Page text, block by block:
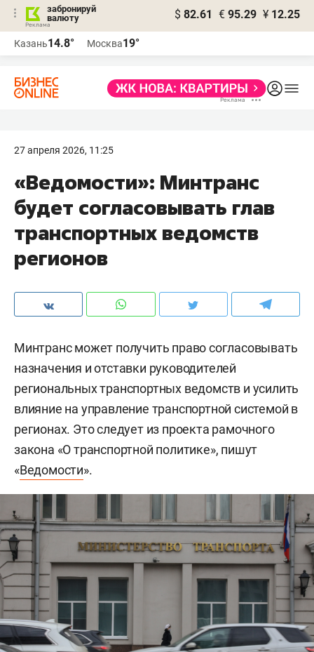
забронируй
валюту
$ 82.61 € 95.29 ¥ 12.25
Казань14.8° Москва19°
27 апреля 2026, 11:25
«Ведомости»: Минтранс
будет согласовывать глав
транспортных ведомств
регионов
Минтранс может получить право согласовывать
назначения и отставки руководителей
региональных транспортных ведомств и усилить
влияние на управление транспортной системой в
регионах. Это следует из проекта рамочного
закона «О транспортной политике», пишут
«Ведомости».